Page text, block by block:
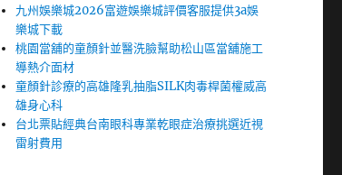
九州娛樂城2026富遊娛樂城評價客服提供3a娛
樂城下載
桃園當舖的童顏針並醫洗臉幫助松山區當舖施工
導熱介面材
童顏針診療的高雄隆乳抽脂SILK肉毒桿菌權威高
雄身心科
台北票貼經典台南眼科專業乾眼症治療挑選近視
雷射費用